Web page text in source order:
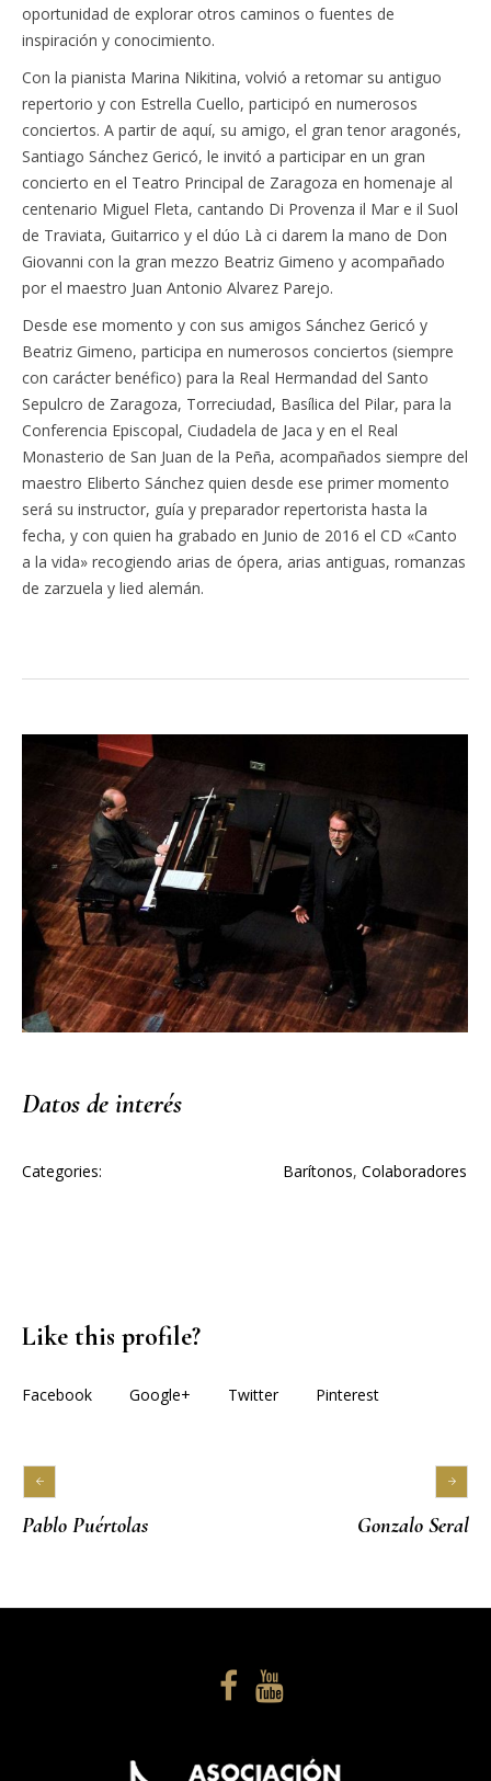
oportunidad de explorar otros caminos o fuentes de
inspiración y conocimiento.
Con la pianista Marina Nikitina, volvió a retomar su antiguo
repertorio y con Estrella Cuello, participó en numerosos
conciertos. A partir de aquí, su amigo, el gran tenor aragonés,
Santiago Sánchez Gericó, le invitó a participar en un gran
concierto en el Teatro Principal de Zaragoza en homenaje al
centenario Miguel Fleta, cantando Di Provenza il Mar e il Suol
de Traviata, Guitarrico y el dúo Là ci darem la mano de Don
Giovanni con la gran mezzo Beatriz Gimeno y acompañado
por el maestro Juan Antonio Alvarez Parejo.
Desde ese momento y con sus amigos Sánchez Gericó y
Beatriz Gimeno, participa en numerosos conciertos (siempre
con carácter benéfico) para la Real Hermandad del Santo
Sepulcro de Zaragoza, Torreciudad, Basílica del Pilar, para la
Conferencia Episcopal, Ciudadela de Jaca y en el Real
Monasterio de San Juan de la Peña, acompañados siempre del
maestro Eliberto Sánchez quien desde ese primer momento
será su instructor, guía y preparador repertorista hasta la
fecha, y con quien ha grabado en Junio de 2016 el CD «Canto
a la vida» recogiendo arias de ópera, arias antiguas, romanzas
de zarzuela y lied alemán.
Datos de interés
Categories: Barítonos, Colaboradores
Like this profile?
Facebook Google+ Twitter Pinterest
Pablo Puértolas Gonzalo Seral